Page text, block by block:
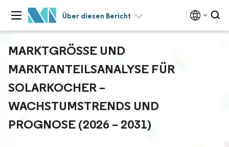
Über diesen Bericht
MARKTGRÖSSE UND M
ARKTANTEILSANALYSE FÜR S
OLARKOCHER – W
ACHSTUMSTRENDS UND P
ROGNOSE (2026 – 2031)